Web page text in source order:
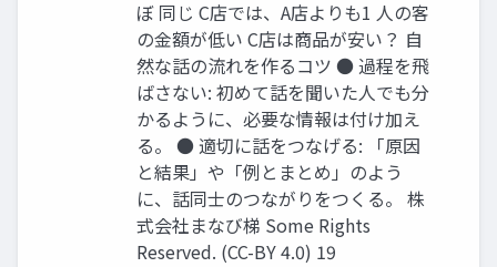
ぼ 同じ C店では、A店よりも1 人の客
の金額が低い C店は商品が安い？ 自
然な話の流れを作るコツ ● 過程を飛
ばさない: 初めて話を聞いた人でも分
かるように、必要な情報は付け加え
る。 ● 適切に話をつなげる: 「原因
と結果」や「例とまとめ」のよう
に、話同士のつながりをつくる。 株
式会社まなび梯 Some Rights
Reserved. (CC-BY 4.0) 19